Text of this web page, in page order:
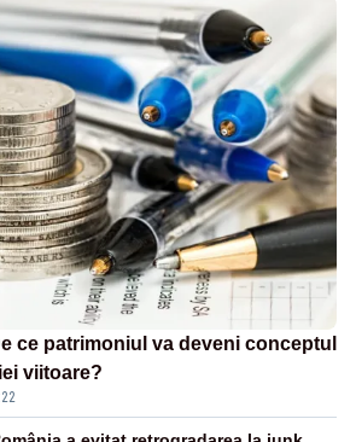
ce patrimoniul va deveni conceptul
viitoare?